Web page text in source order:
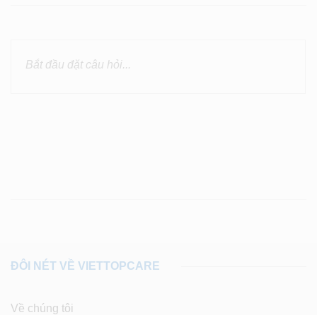
ĐÔI NÉT VỀ VIETTOPCARE
Về chúng tôi